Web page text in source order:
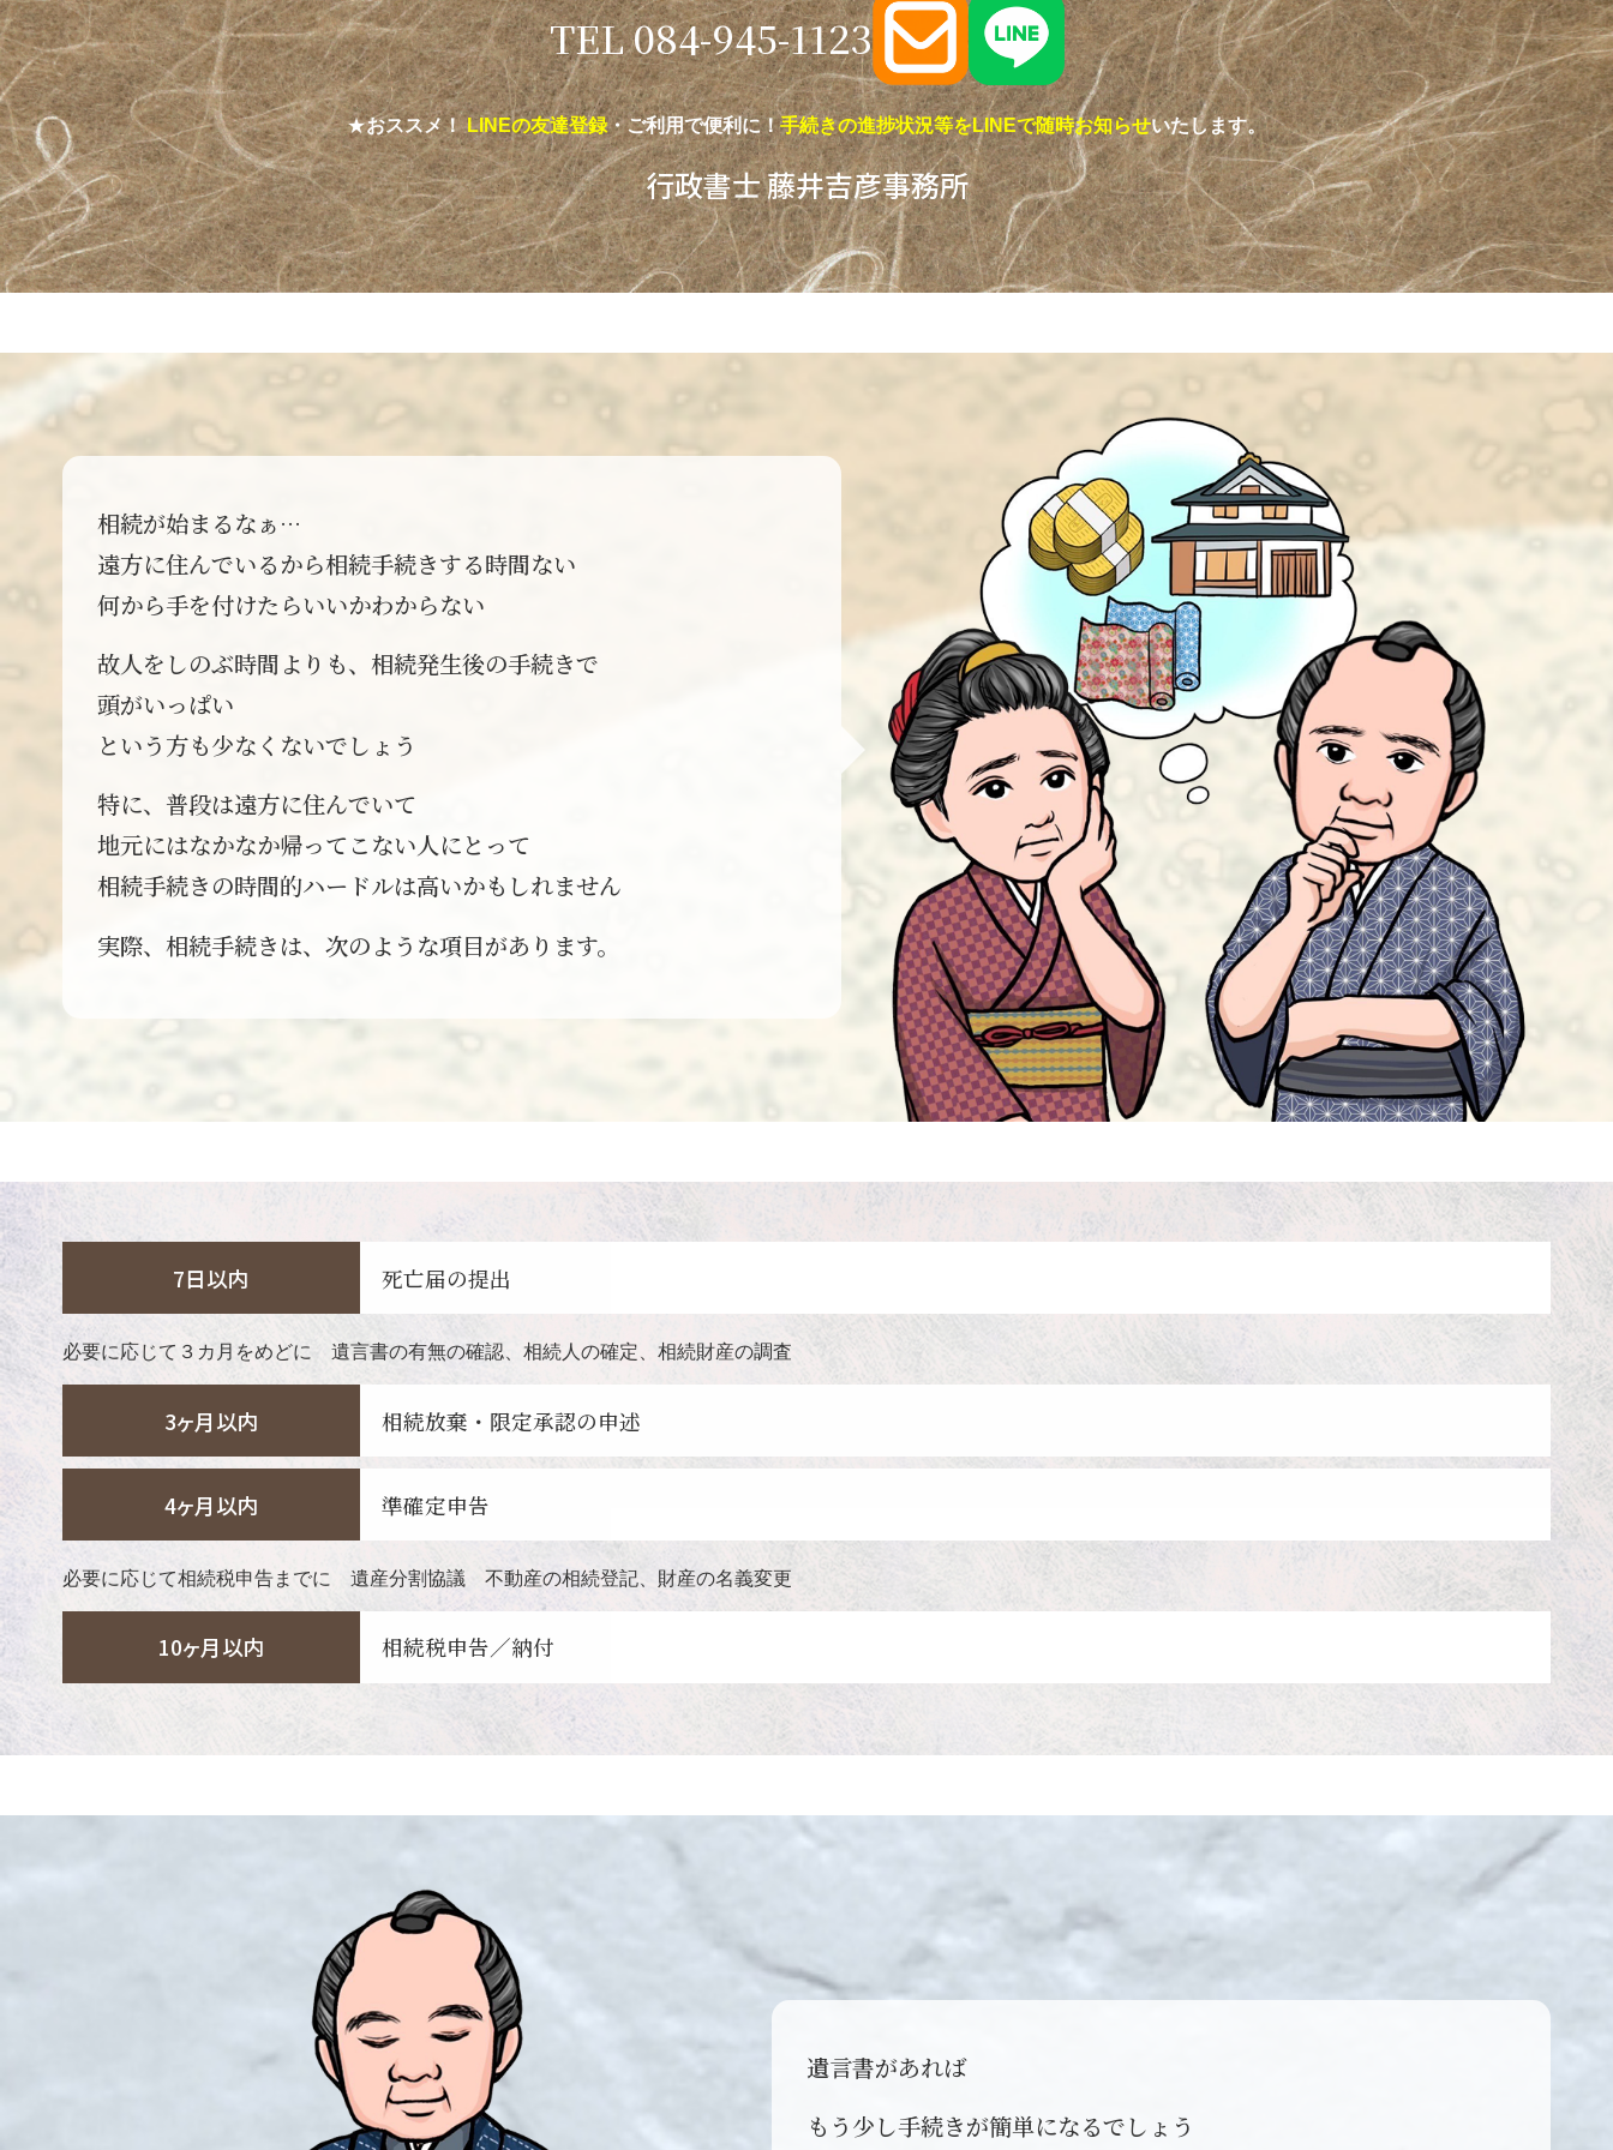
TEL 084-945-1123
★おススメ！LINEの友達登録・ご利用で便利に！手続きの進捗状況等をLINEで随時お知らせいたします。
行政書士 藤井吉彦事務所
相続が始まるなぁ…
遠方に住んでいるから相続手続きする時間ない
何から手を付けたらいいかわからない
故人をしのぶ時間よりも、相続発生後の手続きで
頭がいっぱい
という方も少なくないでしょう
特に、普段は遠方に住んでいて
地元にはなかなか帰ってこない人にとって
相続手続きの時間的ハードルは高いかもしれません
実際、相続手続きは、次のような項目があります。
7日以内 死亡届の提出
必要に応じて３カ月をめどに 遺言書の有無の確認、相続人の確定、相続財産の調査
3ヶ月以内 相続放棄・限定承認の申述
4ヶ月以内 準確定申告
必要に応じて相続税申告までに 遺産分割協議 不動産の相続登記、財産の名義変更
10ヶ月以内 相続税申告／納付
遺言書があれば
もう少し手続きが簡単になるでしょう